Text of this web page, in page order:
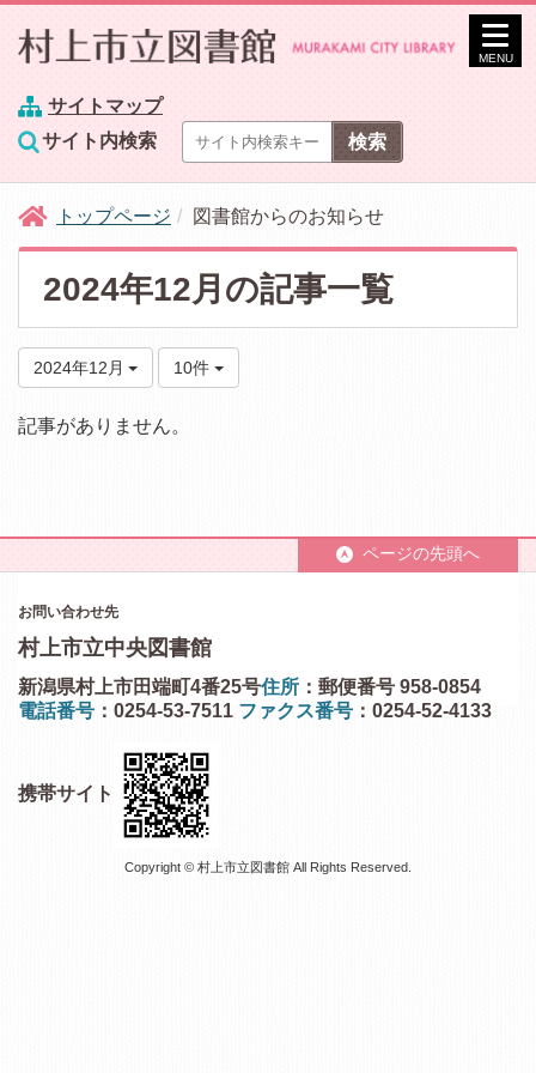
サイトマップ
サイト内検索
MENU
トップページ 図書館からのお知らせ
2024年12月の記事一覧
2024年12月 10件
記事がありません。
ページの先頭へ
お問い合わせ先
村上市立中央図書館
住所 ：郵便番号 958-0854
新潟県村上市田端町4番25号
電話番号 ：0254-53-7511 ファクス番号 ：0254-52-4133
携帯サイト
Copyright © 村上市立図書館 All Rights Reserved.